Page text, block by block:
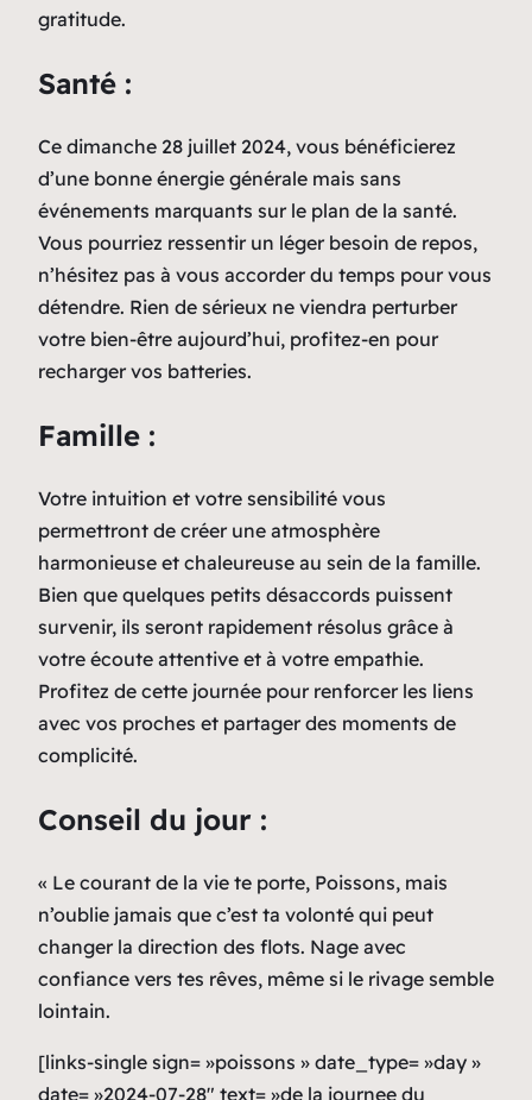
gratitude.
Santé :
Ce dimanche 28 juillet 2024, vous bénéficierez
d’une bonne énergie générale mais sans
événements marquants sur le plan de la santé.
Vous pourriez ressentir un léger besoin de repos,
n’hésitez pas à vous accorder du temps pour vous
détendre. Rien de sérieux ne viendra perturber
votre bien-être aujourd’hui, profitez-en pour
recharger vos batteries.
Famille :
Votre intuition et votre sensibilité vous
permettront de créer une atmosphère
harmonieuse et chaleureuse au sein de la famille.
Bien que quelques petits désaccords puissent
survenir, ils seront rapidement résolus grâce à
votre écoute attentive et à votre empathie.
Profitez de cette journée pour renforcer les liens
avec vos proches et partager des moments de
complicité.
Conseil du jour :
« Le courant de la vie te porte, Poissons, mais
n’oublie jamais que c’est ta volonté qui peut
changer la direction des flots. Nage avec
confiance vers tes rêves, même si le rivage semble
lointain.
[links-single sign= »poissons » date_type= »day »
date= »2024-07-28″ text= »de la journee du